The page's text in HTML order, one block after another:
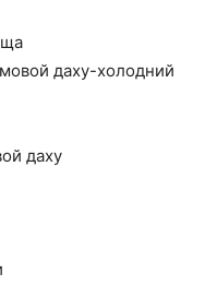
даху-холодний
даху